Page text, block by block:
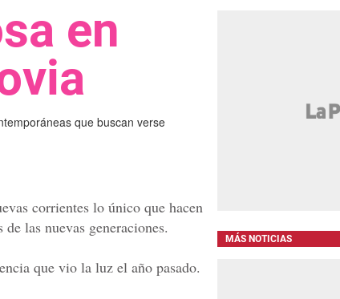
en
que buscan verse
corrientes lo único que hacen
las nuevas generaciones.
que vio la luz el año pasado.
MÁS NOTICIAS